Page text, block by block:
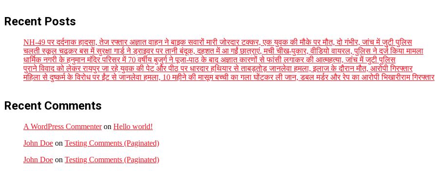
Recent Posts
NH-49 पर दर्दनाक हादसा, तेज रफ्तार अज्ञात वाहन ने बाइक सवारों मारी जोरदार टक्कर, एक युवक की मौके पर मौत, दो गंभीर, जांच में जुटी पुलिस
चलती स्कूल चढक़र बस में सुरक्षा गार्ड ने ड्राइवर पर तानी बंदूक, दहशत में आ गईं छात्राएं, मची चीख-पुकार, वीडियो वायरल, पुलिस ने दर्ज किया मामला
धार्मिक नगरी के हनुमान मंदिर परिसर में 70 वर्षीय बुजुर्ग ने पूजा-पाठ के बाद अज्ञात कारणों से फांसी लगाकर की आत्महत्या, जांच में जुटी पुलिस
पुराने विवाद को लेकर रायपुर जा रहे युवक की पेट और पीठ पर धारदार हथियार से ताबड़तोड़ जानलेवा हमला, इलाज के दौरान मौत, आरोपी गिरफ्तार
महिला से दुष्कर्म के विरोध पर ईंट से जानलेवा हमला, 10 महीने की मासूम बच्ची का गला घोंटकर ली जान, डबल मर्डर और रेप का आरोपी भिखारीराम गिरफ्तार
Recent Comments
A WordPress Commenteron Hello world!
John Doe on Testing Comments (Paginated)
John Doe on Testing Comments (Paginated)